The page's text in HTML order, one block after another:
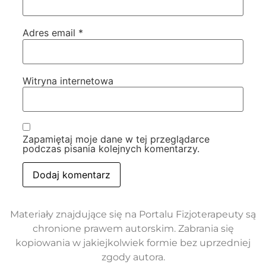
Adres email *
Witryna internetowa
Zapamiętaj moje dane w tej przeglądarce
podczas pisania kolejnych komentarzy.
Materiały znajdujące się na Portalu Fizjoterapeuty są
chronione prawem autorskim. Zabrania się
kopiowania w jakiejkolwiek formie bez uprzedniej
zgody autora.